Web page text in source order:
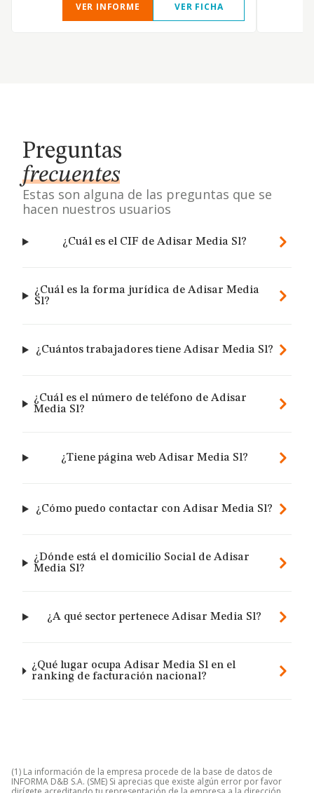
VER INFORME VER FICHA
Preguntas
frecuentes
Estas son alguna de las preguntas que se
hacen nuestros usuarios
¿Cuál es el CIF de Adisar Media Sl?
¿Cuál es la forma jurídica de Adisar Media
Sl?
¿Cuántos trabajadores tiene Adisar Media Sl?
¿Cuál es el número de teléfono de Adisar
Media Sl?
¿Tiene página web Adisar Media Sl?
¿Cómo puedo contactar con Adisar Media Sl?
¿Dónde está el domicilio Social de Adisar
Media Sl?
¿A qué sector pertenece Adisar Media Sl?
¿Qué lugar ocupa Adisar Media Sl en el
ranking de facturación nacional?
(1) La información de la empresa procede de la base de datos de
INFORMA D&B S.A. (SME) Si aprecias que existe algún error por favor